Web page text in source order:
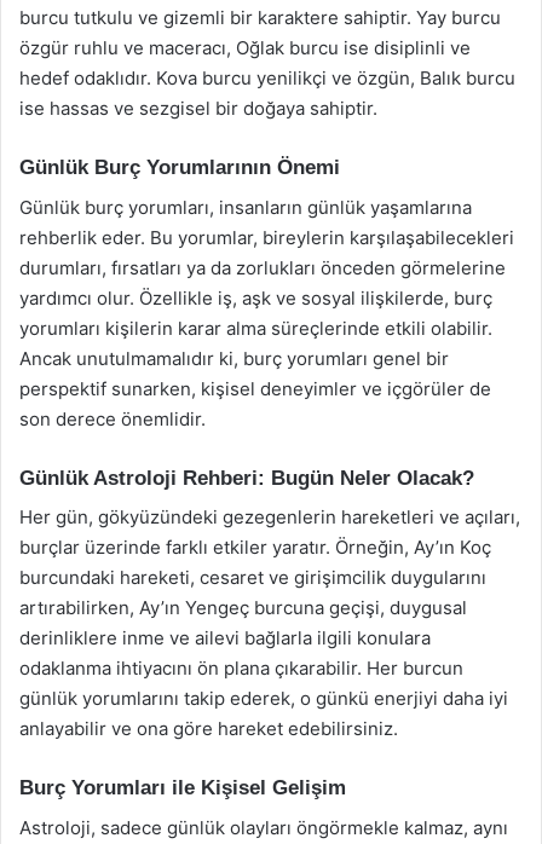
burcu tutkulu ve gizemli bir karaktere sahiptir. Yay burcu
özgür ruhlu ve maceracı, Oğlak burcu ise disiplinli ve
hedef odaklıdır. Kova burcu yenilikçi ve özgün, Balık burcu
ise hassas ve sezgisel bir doğaya sahiptir.
Günlük Burç Yorumlarının Önemi
Günlük burç yorumları, insanların günlük yaşamlarına
rehberlik eder. Bu yorumlar, bireylerin karşılaşabilecekleri
durumları, fırsatları ya da zorlukları önceden görmelerine
yardımcı olur. Özellikle iş, aşk ve sosyal ilişkilerde, burç
yorumları kişilerin karar alma süreçlerinde etkili olabilir.
Ancak unutulmamalıdır ki, burç yorumları genel bir
perspektif sunarken, kişisel deneyimler ve içgörüler de
son derece önemlidir.
Günlük Astroloji Rehberi: Bugün Neler Olacak?
Her gün, gökyüzündeki gezegenlerin hareketleri ve açıları,
burçlar üzerinde farklı etkiler yaratır. Örneğin, Ay’ın Koç
burcundaki hareketi, cesaret ve girişimcilik duygularını
artırabilirken, Ay’ın Yengeç burcuna geçişi, duygusal
derinliklere inme ve ailevi bağlarla ilgili konulara
odaklanma ihtiyacını ön plana çıkarabilir. Her burcun
günlük yorumlarını takip ederek, o günkü enerjiyi daha iyi
anlayabilir ve ona göre hareket edebilirsiniz.
Burç Yorumları ile Kişisel Gelişim
Astroloji, sadece günlük olayları öngörmekle kalmaz, aynı